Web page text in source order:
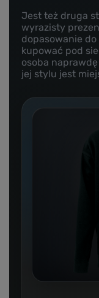
Jest też druga
wyrazisty
dopasowanie
kupować pod
osoba
jej stylu jest